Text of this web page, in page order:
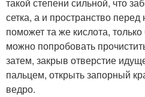
такой степени сильной, что
сетка, а и пространство
поможет та же кислота,
можно попробовать
затем, закрыв отверстие
пальцем, открыть запорный
ведро.